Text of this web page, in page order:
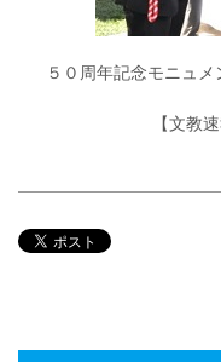
５０周年記念モニュ
【文教